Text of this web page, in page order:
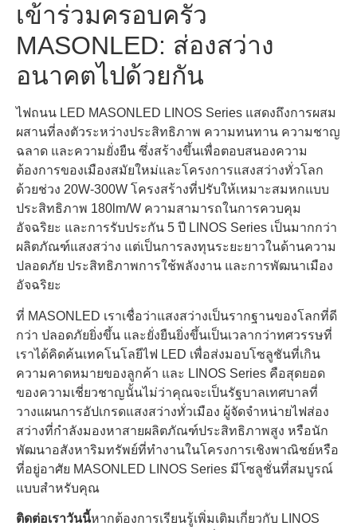
เข้าร่วมครอบครัว
MASONLED: ส่องสว่าง
อนาคตไปด้วยกัน
ไฟถนน LED MASONLED LINOS Series แสดงถึงการผสม
ผสานที่ลงตัวระหว่างประสิทธิภาพ ความทนทาน ความชาญ
ฉลาด และความยั่งยืน ซึ่งสร้างขึ้นเพื่อตอบสนองความ
ต้องการของเมืองสมัยใหม่และโครงการแสงสว่างทั่วโลก
ด้วยช่วง 20W-300W โครงสร้างที่ปรับให้เหมาะสมหกแบบ
ประสิทธิภาพ 180lm/W ความสามารถในการควบคุม
อัจฉริยะ และการรับประกัน 5 ปี LINOS Series เป็นมากกว่า
ผลิตภัณฑ์แสงสว่าง แต่เป็นการลงทุนระยะยาวในด้านความ
ปลอดภัย ประสิทธิภาพการใช้พลังงาน และการพัฒนาเมือง
อัจฉริยะ
ที่ MASONLED เราเชื่อว่าแสงสว่างเป็นรากฐานของโลกที่ดี
กว่า ปลอดภัยยิ่งขึ้น และยั่งยืนยิ่งขึ้นเป็นเวลากว่าทศวรรษที่
เราได้คิดค้นเทคโนโลยีไฟ LED เพื่อส่งมอบโซลูชันที่เกิน
ความคาดหมายของลูกค้า และ LINOS Series คือสุดยอด
ของความเชี่ยวชาญนั้นไม่ว่าคุณจะเป็นรัฐบาลเทศบาลที่
วางแผนการอัปเกรดแสงสว่างทั่วเมือง ผู้จัดจําหน่ายไฟส่อง
สว่างที่กําลังมองหาสายผลิตภัณฑ์ประสิทธิภาพสูง หรือนัก
พัฒนาอสังหาริมทรัพย์ที่ทํางานในโครงการเชิงพาณิชย์หรือ
ที่อยู่อาศัย MASONLED LINOS Series มีโซลูชั่นที่สมบูรณ์
แบบสําหรับคุณ
ติดต่อเราวันนี้หากต้องการเรียนรู้เพิ่มเติมเกี่ยวกับ LINOS